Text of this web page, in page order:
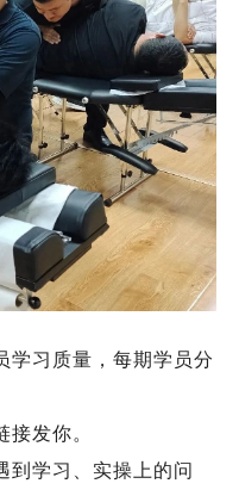
学习质量，每期学员分
发你。
到学习、实操上的问